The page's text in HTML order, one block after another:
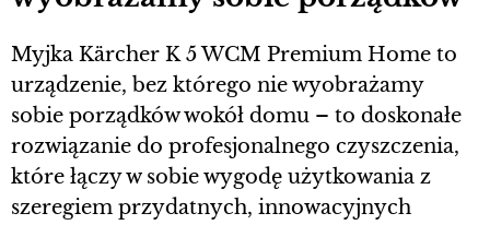
Myjka Kärcher K 5 WCM Premium Home to
urządzenie, bez którego nie wyobrażamy
sobie porządków wokół domu – to doskonałe
rozwiązanie do profesjonalnego czyszczenia,
które łączy w sobie wygodę użytkowania z
szeregiem przydatnych, innowacyjnych